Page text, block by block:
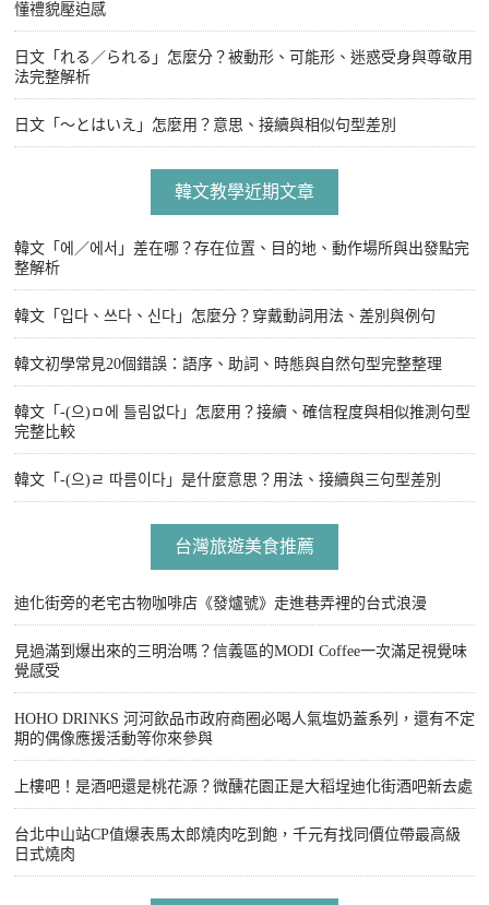
懂禮貌壓迫感
日文「れる／られる」怎麼分？被動形、可能形、迷惑受身與尊敬用
法完整解析
日文「〜とはいえ」怎麼用？意思、接續與相似句型差別
韓文教學近期文章
韓文「에／에서」差在哪？存在位置、目的地、動作場所與出發點完
整解析
韓文「입다、쓰다、신다」怎麼分？穿戴動詞用法、差別與例句
韓文初學常見20個錯誤：語序、助詞、時態與自然句型完整整理
韓文「-(으)ㅁ에 틀림없다」怎麼用？接續、確信程度與相似推測句型
完整比較
韓文「-(으)ㄹ 따름이다」是什麼意思？用法、接續與三句型差別
台灣旅遊美食推薦
迪化街旁的老宅古物咖啡店《發爐號》走進巷弄裡的台式浪漫
見過滿到爆出來的三明治嗎？信義區的MODI Coffee一次滿足視覺味
覺感受
HOHO DRINKS 河河飲品市政府商圈必喝人氣塩奶蓋系列，還有不定
期的偶像應援活動等你來參與
上樓吧！是酒吧還是桃花源？微醺花園正是大稻埕迪化街酒吧新去處
台北中山站CP值爆表馬太郎燒肉吃到飽，千元有找同價位帶最高級
日式燒肉